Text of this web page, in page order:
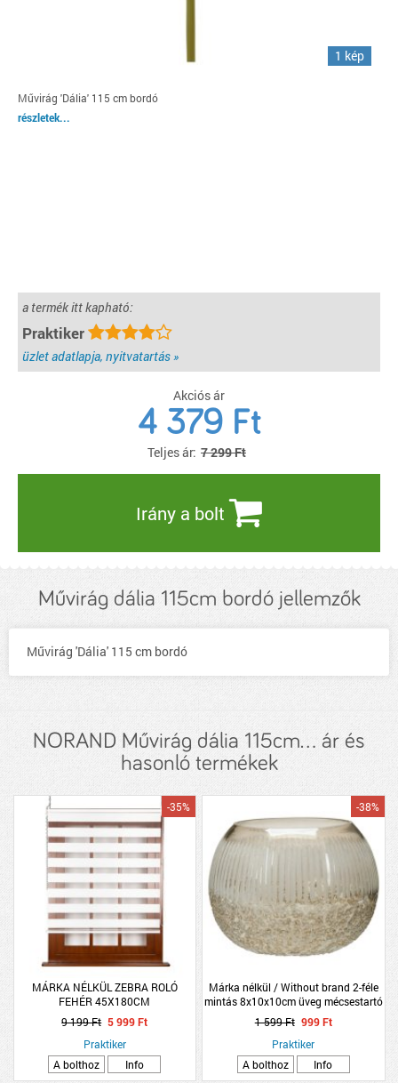
1 kép
Művirág 'Dália' 115 cm bordó
részletek...
a termék itt kapható:
Praktiker
üzlet adatlapja, nyitvatartás »
Akciós ár
4 379 Ft
Teljes ár: 7 299 Ft
Irány a bolt
Művirág dália 115cm bordó jellemzők
Művirág 'Dália' 115 cm bordó
NORAND Művirág dália 115cm... ár és
hasonló termékek
MÁRKA NÉLKÜL ZEBRA ROLÓ
FEHÉR 45X180CM
-35%
9 199 Ft 5 999 Ft
Praktiker
A bolthoz
Info
Márka nélkül / Without brand 2-féle
mintás 8x10x10cm üveg mécsestartó
-38%
1 599 Ft 999 Ft
Praktiker
A bolthoz
Info